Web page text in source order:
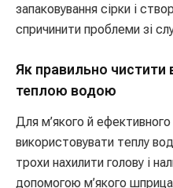
запаковування сірки і
спричинити проблеми зі
Як правильно чистити
теплою водою
Для м’якого й
використовувати теплу
трохи нахилити голову і
допомогою м’якого